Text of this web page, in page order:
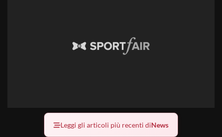
Leggi gli articoli più recenti diNews